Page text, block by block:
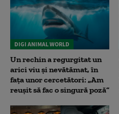
DIGI ANIMAL WORLD
Un rechin a regurgitat un
arici viu și nevătămat, în
fața unor cercetători: „Am
reușit să fac o singură poză”